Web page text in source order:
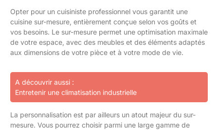
Opter pour un cuisiniste professionnel vous garantit une
cuisine sur-mesure, entièrement conçue selon vos goûts et
vos besoins. Le sur-mesure permet une optimisation maximale
de votre espace, avec des meubles et des éléments adaptés
aux dimensions de votre pièce et à votre mode de vie.
A découvrir aussi :
Entretenir une climatisation industrielle
La personnalisation est par ailleurs un atout majeur du sur-
mesure. Vous pourrez choisir parmi une large gamme de